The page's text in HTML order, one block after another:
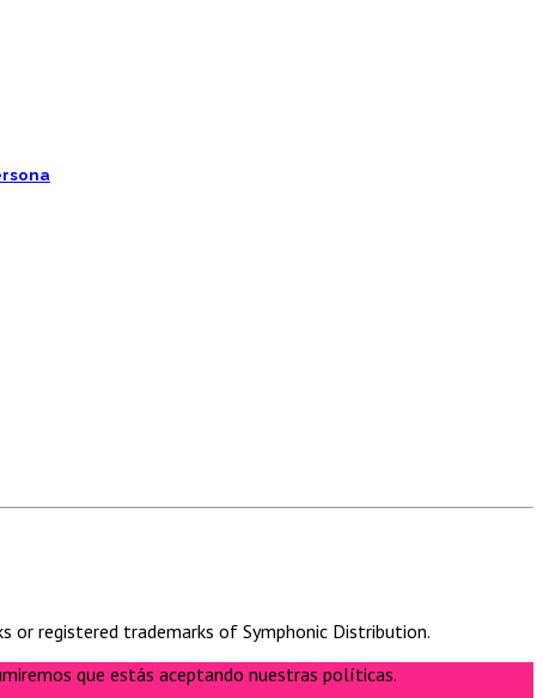
or registered trademarks of Symphonic Distribution.
que estás aceptando nuestras políticas.